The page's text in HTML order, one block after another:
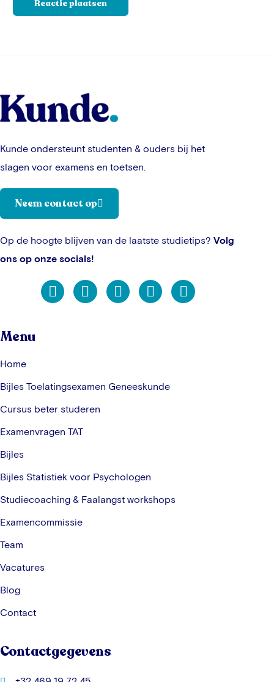
Kunde ondersteunt studenten & ouders bij het
slagen voor examens en toetsen.
Neem contact op
Op de hoogte blijven van de laatste studietips? Volg
ons op onze socials!
Menu
Home
Bijles Toelatingsexamen Geneeskunde
Cursus beter studeren
Examenvragen TAT
Bijles
Bijles Statistiek voor Psychologen
Studiecoaching & Faalangst workshops
Examencommissie
Team
Vacatures
Blog
Contact
Contactgegevens